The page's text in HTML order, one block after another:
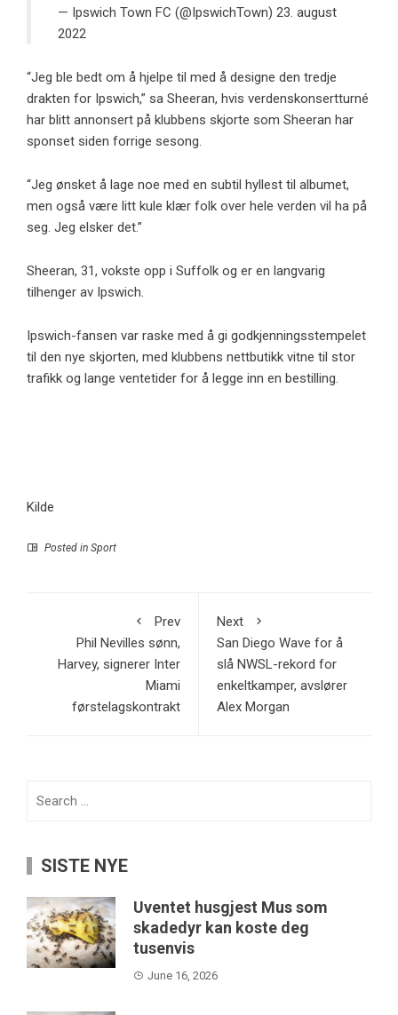
— Ipswich Town FC (@IpswichTown) 23. august
2022
“Jeg ble bedt om å hjelpe til med å designe den tredje
drakten for Ipswich,” sa Sheeran, hvis verdenskonsertturné
har blitt annonsert på klubbens skjorte som Sheeran har
sponset siden forrige sesong.
“Jeg ønsket å lage noe med en subtil hyllest til albumet,
men også være litt kule klær folk over hele verden vil ha på
seg. Jeg elsker det.”
Sheeran, 31, vokste opp i Suffolk og er en langvarig
tilhenger av Ipswich.
Ipswich-fansen var raske med å gi godkjenningsstempelet
til den nye skjorten, med klubbens nettbutikk vitne til stor
trafikk og lange ventetider for å legge inn en bestilling.
Kilde
Posted in Sport
Prev
Phil Nevilles sønn,
Harvey, signerer Inter
Miami
førstelagskontrakt
Next
San Diego Wave for å
slå NWSL-rekord for
enkeltkamper, avslører
Alex Morgan
SISTE NYE
Uventet husgjest Mus som
skadedyr kan koste deg
tusenvis
June 16, 2026